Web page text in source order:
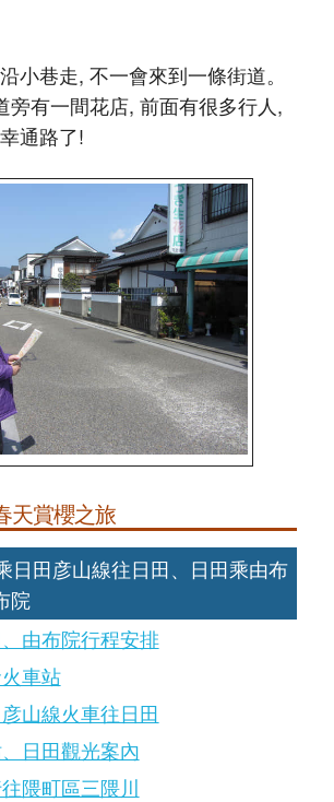
小巷走, 不一會來到一條街道。
旁有一間花店, 前面有很多行人,
通路了!
天賞櫻之旅
日田彦山線往日田、日田乘由布
院
由布院行程安排
車站
山線火車往日田
日田觀光案內
隈町區三隈川